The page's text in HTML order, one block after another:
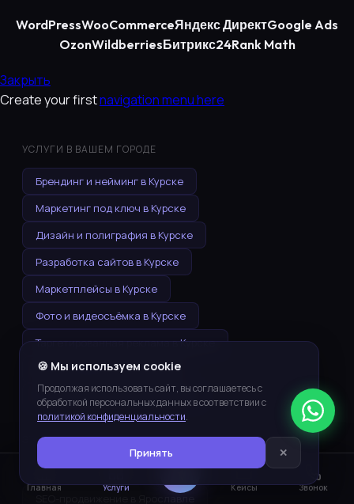
WordPressWooCommerceЯндекс ДиректGoogle Ads
OzonWildberriesБитрикс24Rank Math
Главная Услуги Кейсы Звонок
Закрыть
Create your firstnavigation menu here
🍪 Мы используем cookie
Продолжая использовать сайт, вы соглашаетесь с
обработкой персональных данных в соответствии с
политикой конфиденциальности.
Принять ✕
УСЛУГИ В ВАШЕМ ГОРОДЕ
Брендинг и нейминг в Курске
Маркетинг под ключ в Курске
Дизайн и полиграфия в Курске
Разработка сайтов в Курске
Маркетплейсы в Курске
Фото и видеосъёмка в Курске
Таргетированная реклама в Курске
SMM-продвижение в Курске
Контекстная реклама в Курске
ЭТА УСЛУГА В ДРУГИХ ГОРОДАХ
SEO-продвижение в Тамбове